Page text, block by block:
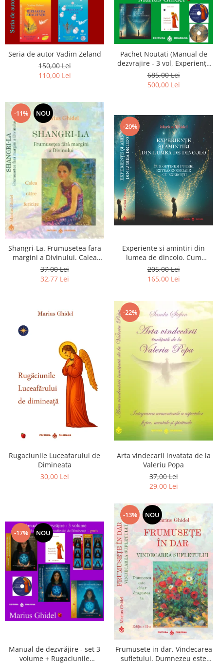
Seria de autor Vadim Zeland
150,00 Lei
110,00 Lei
Pachet Noutati (Manual de
dezvrajire - 3 vol, Experiențe
și amintiri, Rugăciunile
Luceafarului de dimineata) -
Marius Ghidel
685,00 Lei
500,00 Lei
-11% NOU
Shangri-La. Frumusetea fara
margini a Divinului. Calea
catre fericire
37,00 Lei
32,77 Lei
-20%
Experiente si amintiri din
lumea de dincolo. Cum
obtinem puteri
extrasenzoriale - cu exercitii
205,00 Lei
165,00 Lei
Rugaciunile Luceafarului de
Dimineata
30,00 Lei
-22%
Arta vindecarii invatata de la
Valeriu Popa
37,00 Lei
29,00 Lei
-17% NOU
Manual de dezvrăjire - set 3
volume + Rugaciunile
-13% NOU
Frumusete in dar. Vindecarea
sufletului. Dumnezeu este